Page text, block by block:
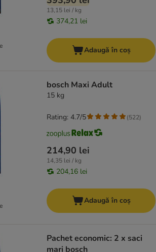
13,15 lei / kg
374,21 lei
Adaugă în coș
bosch Maxi Adult
15 kg
214,90 lei
14,35 lei / kg
204,16 lei
Rating: 4.7/5 (522)
Adaugă în coș
Pachet economic: 2 x saci
mari bosch